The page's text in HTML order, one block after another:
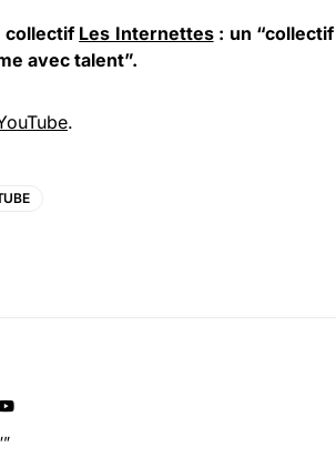
collectif Les Internettes: un “collectif
avec talent”.
.